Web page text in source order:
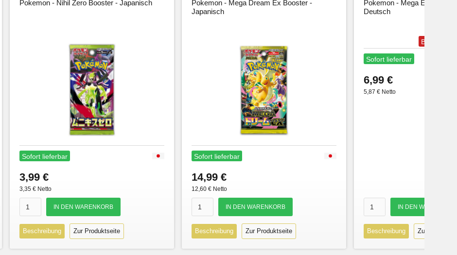
Pokemon - Nihil Zero Booster - Japanisch
Sofort lieferbar
3,99 €
3,35 € Netto
Beschreibung Zur Produktseite
Pokemon - Mega Dream Ex Booster -
Japanisch
Sofort lieferbar
14,99 €
12,60 € Netto
Beschreibung Zur Produktseite
Pokemon - Mega
Deutsch
Bestseller
Sofort lieferbar
6,99 €
5,87 € Netto
Beschreibung Zur